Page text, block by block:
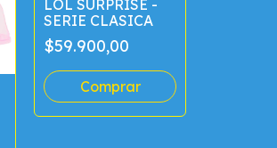
LOL SURPRISE -
SERIE CLASICA
$59.900,00